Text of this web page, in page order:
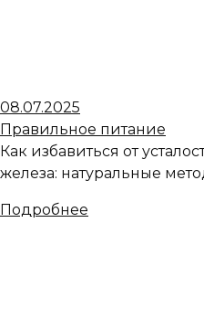
08.07.2025
Правильное питание
Как избавиться от
железа: натуральные
Подробнее